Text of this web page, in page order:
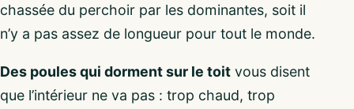
chassée du perchoir par les dominantes, soit il
n’y a pas assez de longueur pour tout le monde.
Des poules qui dorment sur le toit vous disent
que l’intérieur ne va pas : trop chaud, trop